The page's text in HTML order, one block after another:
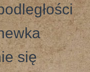
się